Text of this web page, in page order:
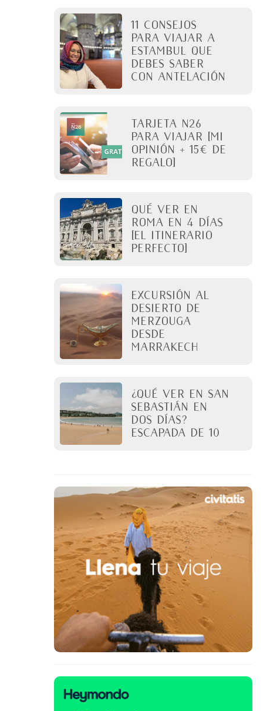
11 Consejos
para viajar a
Estambul que
debes saber
con antelación
Tarjeta N26
para viajar [Mi
opinión + 15€ de
regalo]
QUÉ VER EN
ROMA en 4 días
[El itinerario
perfecto]
Excursión al
desierto de
Merzouga
desde
Marrakech
¿Qué ver en San
Sebastián en
dos días?
Escapada de 10